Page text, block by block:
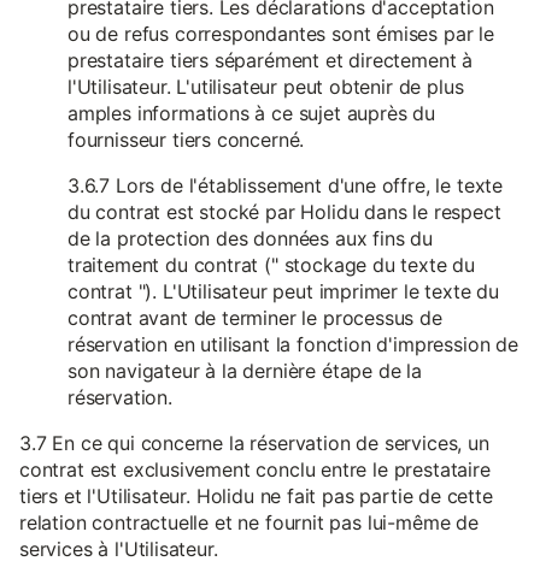
prestataire tiers. Les déclarations d'acceptation
ou de refus correspondantes sont émises par le
prestataire tiers séparément et directement à
l'Utilisateur. L'utilisateur peut obtenir de plus
amples informations à ce sujet auprès du
fournisseur tiers concerné.
3.6.7 Lors de l'établissement d'une offre, le texte
du contrat est stocké par Holidu dans le respect
de la protection des données aux fins du
traitement du contrat (" stockage du texte du
contrat "). L'Utilisateur peut imprimer le texte du
contrat avant de terminer le processus de
réservation en utilisant la fonction d'impression de
son navigateur à la dernière étape de la
réservation.
3.7 En ce qui concerne la réservation de services, un
contrat est exclusivement conclu entre le prestataire
tiers et l'Utilisateur. Holidu ne fait pas partie de cette
relation contractuelle et ne fournit pas lui-même de
services à l'Utilisateur.